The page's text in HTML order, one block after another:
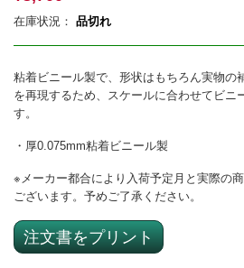
在庫状況： 品切れ
粘着ビニール製で、形状はもちろん実物の
を再現するため、スケールに合わせてビニ
す。
・厚0.075mm粘着ビニール製
※メーカー都合により入荷予定月と実際の
ございます。予めご了承ください。
注文書をプリント